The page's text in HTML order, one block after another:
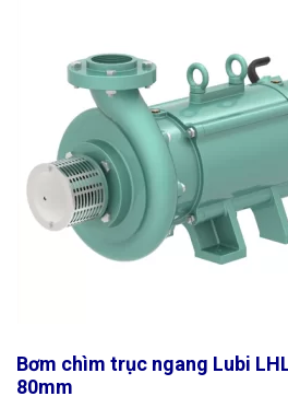
Bơm chìm trục ngang Lubi
80mm